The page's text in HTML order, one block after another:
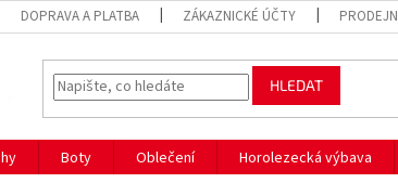
DOPRAVA A PLATBA ZÁKAZNICKÉ ÚČTY
HLEDAT
Boty Oblečení Horolezecká výbava